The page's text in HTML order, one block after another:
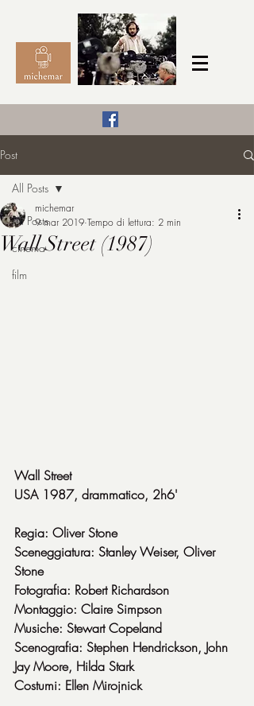
michemar
Post
All Posts
cinema
film
All Posts
Wall Street (1987)
michemar
9 mar 2019 Tempo di lettura: 2 min
Wall Street
USA 1987, drammatico, 2h6'
Regia: Oliver Stone
Sceneggiatura: Stanley Weiser, Oliver
Stone
Fotografia: Robert Richardson
Montaggio: Claire Simpson
Musiche: Stewart Copeland
Scenografia: Stephen Hendrickson, John
Jay Moore, Hilda Stark
Costumi: Ellen Mirojnick